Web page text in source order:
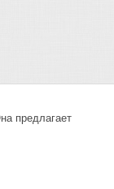
предлагает